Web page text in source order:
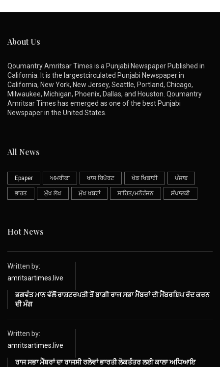
About Us
Qoumantry Amritsar Times is a Punjabi Newspaper Published in
California. It is the largestcirculated Punjabi Newspaper in
California, New York, New Jersey, Seattle, Portland, Chicago,
Milwaukee, Michigan, Phoenix, Dallas, and Houston. Qoumantry
Amritsar Times has emerged as one of the best Punjabi
Newspaper in the United States.
All News
Epaper ਅਮਰੀਕਾ ਖਾਸ ਰਿਪੋਰਟ ਖੇਡ ਖਿਡਾਰੀ ਪੰਜਾਬ
ਭਾਰਤ ਮੁੱਖ ਲੇਖ ਮੁੱਖ ਖ਼ਬਰਾਂ ਸਾਹਿਤ/ਮਨੋਰੰਜਨ ਸੰਪਾਦਕੀ
Hot News
Written by:
amritsartimes.live
ਭਗਵੰਤ ਮਾਨ ਵੱਲੋਂ ਰਾਸ਼ਟਰਪਤੀ ਤੋਂ ਬਾਗ਼ੀ ਰਾਜ ਸਭਾ ਮੈਂਬਰਾਂ ਦੀ ਮੈਂਬਰਸ਼ਿਪ ਰੱਦ ਕਰਨ
ਦੀ ਮੰਗ
Written by:
amritsartimes.live
ਰਾਜ ਸਭਾ ਮੈਂਬਰਾਂ ਦਾ ਰਾਜਸੀ ਰਲੇਵਾਂ ਭਾਰਤੀ ਲੋਕਤੰਤਰ ਲਈ ਕਾਲਾ ਅਧਿਆਇ